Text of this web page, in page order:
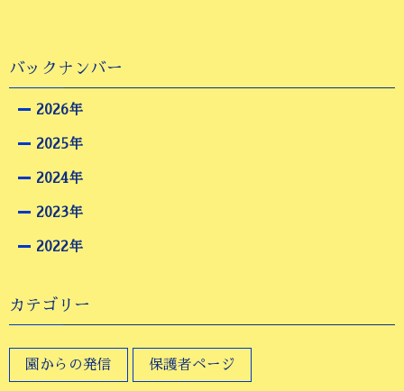
バックナンバー
2026年
2025年
2024年
2023年
2022年
カテゴリー
園からの発信 保護者ページ